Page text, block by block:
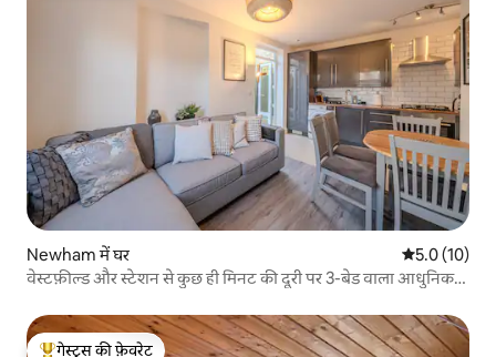
Newham में घर औसत रेटिंग 5
5.0 (10)
वेस्टफ़ील्ड और स्टेशन से कुछ ही मिनट की दूरी पर 3-बेड वाला आधुनिक
गेस्ट्स की फ़ेवरेट